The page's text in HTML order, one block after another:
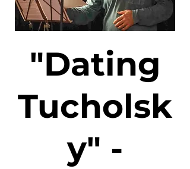
"Dating
Tucholsk
y" -